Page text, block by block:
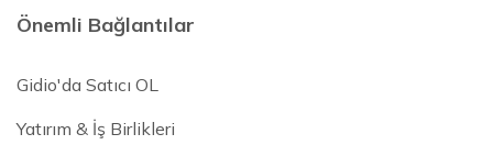
Önemli Bağlantılar
Gidio'da Satıcı OL
Yatırım & İş Birlikleri